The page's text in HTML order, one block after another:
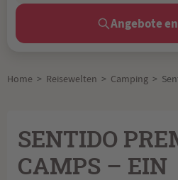
Angebote
Home > Reisewelten > Camping >
SENTIDO
CAMPS – EIN